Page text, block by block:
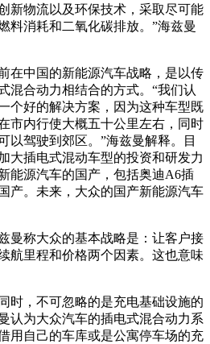
新物流以及环保技术，采取尽可能
料消耗和二氧化碳排放。”海兹曼
中国的新能源汽车战略，是以传
混合动力相结合的方式。“我们认
个好的解决方案，因为这种车型既
市内行使大概五十公里左右，同时
以驾驶到郊区。”海兹曼解释。目
大插电式混动车型的投资和研发力
能源汽车的国产，包括奥迪A6插
产。未来，大众的国产新能源汽车
称大众的基本战略是：让客户接
航里程和价格两个因素。这也意味
，不可忽略的是充电基础设施的
认为大众汽车的插电式混合动力系
用自己的车库或是公寓停车场的充